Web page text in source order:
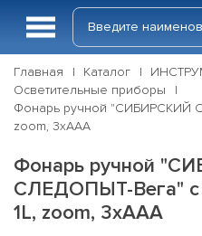
Главная Каталог
Осветительные приборы
Фонарь ручной "СИБИРСКИЙ
zoom, 3хААА
Фонарь ручной
СЛЕДОПЫТ-Вега" с
1L, zoom, 3хААА